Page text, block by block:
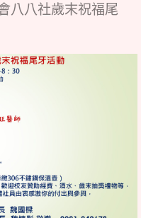
八八社歲末祝福尾